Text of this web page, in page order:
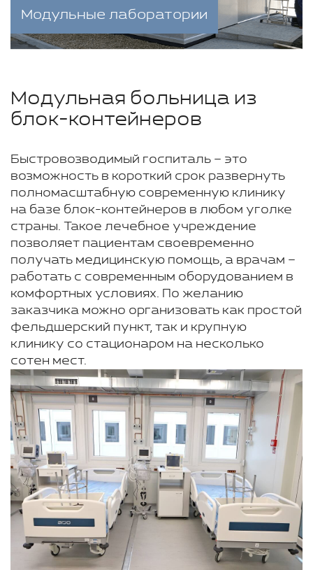
Модульные лаборатории
Модульная больница из
блок-контейнеров
Быстровозводимый госпиталь – это
возможность в короткий срок развернуть
полномасштабную современную клинику
на базе блок-контейнеров в любом уголке
страны. Такое лечебное учреждение
позволяет пациентам своевременно
получать медицинскую помощь, а врачам –
работать с современным оборудованием в
комфортных условиях. По желанию
заказчика можно организовать как простой
фельдшерский пункт, так и крупную
клинику со стационаром на несколько
сотен мест.